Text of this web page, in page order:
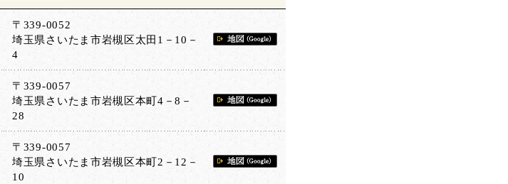
〒339-0052
埼玉県さいたま市岩槻区太田1－10－
4
〒339-0057
埼玉県さいたま市岩槻区本町4－8－
28
〒339-0057
埼玉県さいたま市岩槻区本町2－12－
10